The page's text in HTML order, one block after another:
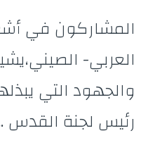
المشاركون في
العربي-
والجهود التي
رئيس لجنة القدس